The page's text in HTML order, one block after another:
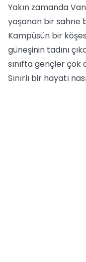
Yakın zamanda
yaşanan bir sahne
Kampüsün bir
güneşinin tadını
sınıfta gençler
Sınırlı bir hayatı